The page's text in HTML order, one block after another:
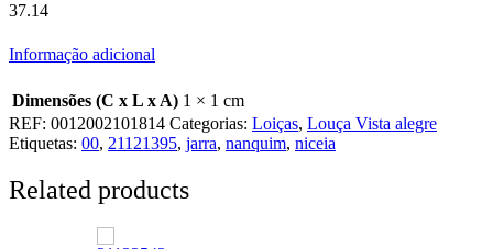
37.14
Informação adicional
Dimensões (C x L x A) 1 × 1 cm
REF: 0012002101814 Categorias: Loiças, Louça Vista alegre
Etiquetas: 00, 21121395, jarra, nanquim, niceia
Related products